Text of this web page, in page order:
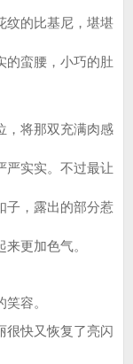
纹的比基尼，堪堪
的蛮腰，小巧的肚
将那双充满肉感
严实实。不过最让
子，露出的部分惹
更加色气。
容。
快又恢复了亮闪